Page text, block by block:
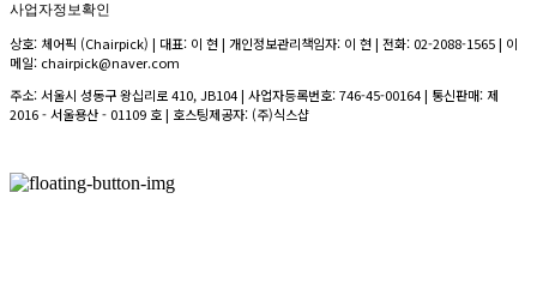
사업자정보확인
상호: 체어픽 (Chairpick) | 대표: 이 현 | 개인정보관리책임자: 이 현 | 전화: 02-2088-1565 | 이
메일: chairpick@naver.com
주소: 서울시 성동구 왕십리로 410, JB104 | 사업자등록번호:746-45-00164| 통신판매:제
2016 - 서울용산 - 01109 호| 호스팅제공자: (주)식스샵